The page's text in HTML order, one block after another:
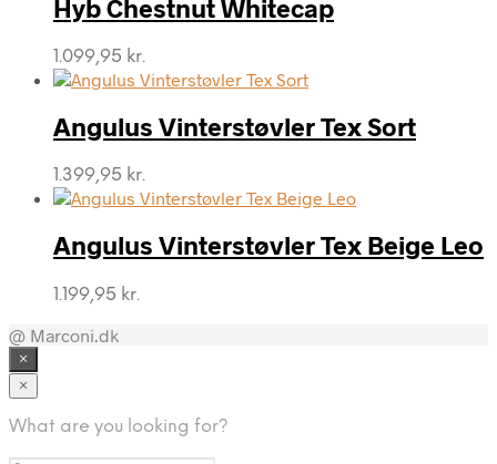
Hyb Chestnut Whitecap
1.099,95 kr.
Angulus Vinterstøvler Tex Sort
1.399,95 kr.
Angulus Vinterstøvler Tex Beige Leo
1.199,95 kr.
@ Marconi.dk
×
×
What are you looking for?